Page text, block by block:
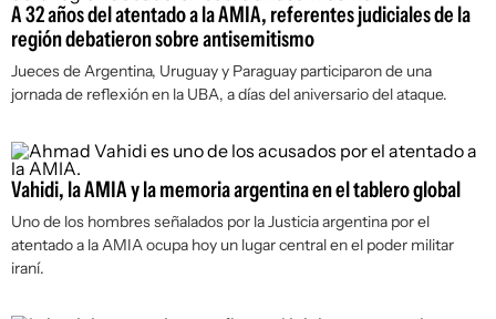
A 32 años del atentado a la AMIA, referentes judiciales de la
región debatieron sobre antisemitismo
Jueces de Argentina, Uruguay y Paraguay participaron de una
jornada de reflexión en la UBA, a días del aniversario del ataque.
Vahidi, la AMIA y la memoria argentina en el tablero global
Uno de los hombres señalados por la Justicia argentina por el
atentado a la AMIA ocupa hoy un lugar central en el poder militar
iraní.